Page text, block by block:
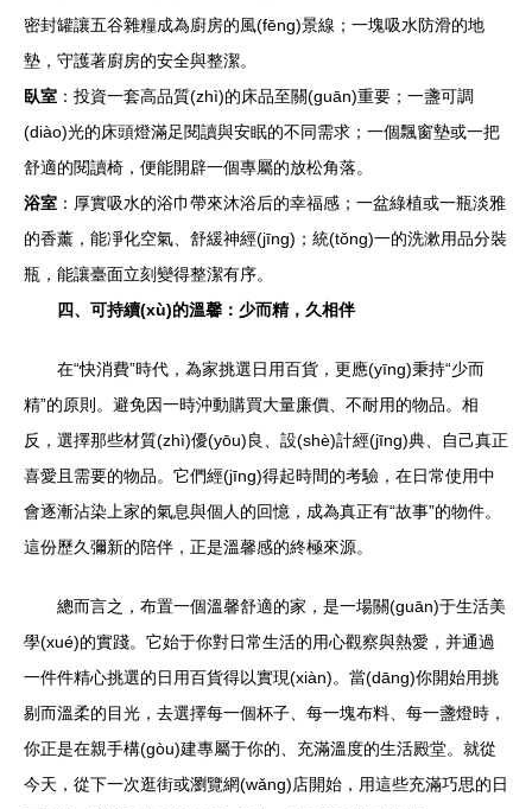
密封罐讓五谷雜糧成為廚房的風(fēng)景線；一塊吸水防滑的地
墊，守護著廚房的安全與整潔。
臥室 ：投資一套高品質(zhì)的床品至關(guān)重要；一盞可調
(diào)光的床頭燈滿足閱讀與安眠的不同需求；一個飄窗墊或一把
舒適的閱讀椅，便能開辟一個專屬的放松角落。
浴室 ：厚實吸水的浴巾帶來沐浴后的幸福感；一盆綠植或一瓶淡雅
的香薰，能凈化空氣、舒緩神經(jīng)；統(tǒng)一的洗漱用品分裝
瓶，能讓臺面立刻變得整潔有序。
四、可持續(xù)的溫馨：少而精，久相伴
在“快消費”時代，為家挑選日用百貨，更應(yīng)秉持“少而
精”的原則。避免因一時沖動購買大量廉價、不耐用的物品。相
反，選擇那些材質(zhì)優(yōu)良、設(shè)計經(jīng)典、自己真正
喜愛且需要的物品。它們經(jīng)得起時間的考驗，在日常使用中
會逐漸沾染上家的氣息與個人的回憶，成為真正有“故事”的物件。
這份歷久彌新的陪伴，正是溫馨感的終極來源。
總而言之，布置一個溫馨舒適的家，是一場關(guān)于生活美
學(xué)的實踐。它始于你對日常生活的用心觀察與熱愛，并通過
一件件精心挑選的日用百貨得以實現(xiàn)。當(dāng)你開始用挑
剔而溫柔的目光，去選擇每一個杯子、每一塊布料、每一盞燈時，
你正是在親手構(gòu)建專屬于你的、充滿溫度的生活殿堂。就從
今天，從下一次逛街或瀏覽網(wǎng)店開始，用這些充滿巧思的日